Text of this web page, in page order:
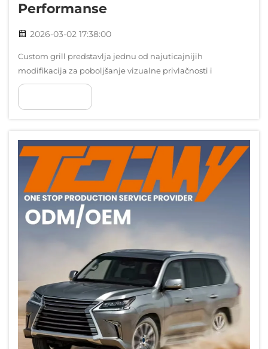
Performanse
2026-03-02 17:38:00
Custom grill predstavlja jednu od najuticajnijih
modifikacija za poboljšanje vizualne privlačnosti i
funkcionalnih performansi modernog vozila. Ovi dijelovi iz